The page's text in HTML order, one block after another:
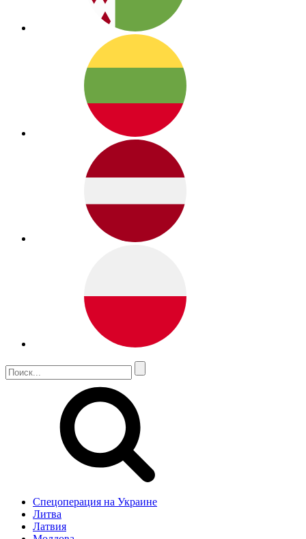
Спецоперация на Украине
Литва
Латвия